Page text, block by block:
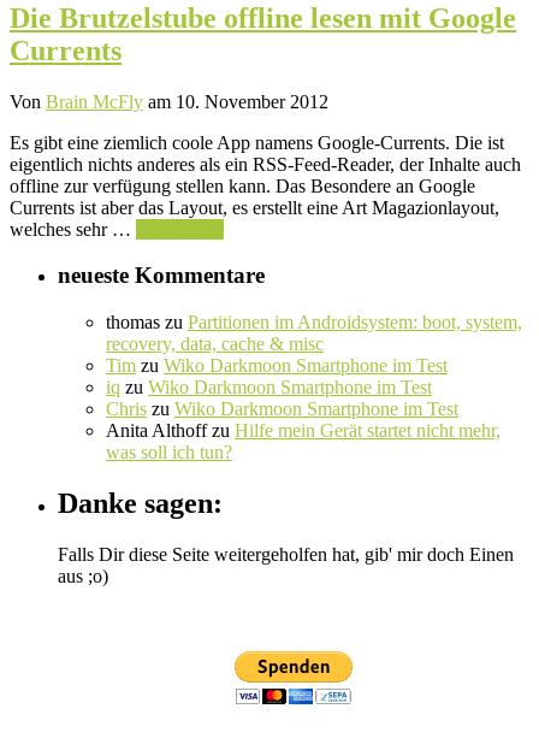
Die Brutzelstube offline lesen mit Google
Currents
Von Brain McFly am 10. November 2012
Es gibt eine ziemlich coole App namens Google-Currents. Die ist
eigentlich nichts anderes als ein RSS-Feed-Reader, der Inhalte auch
offline zur verfügung stellen kann. Das Besondere an Google
Currents ist aber das Layout, es erstellt eine Art Magazionlayout,
welches sehr …
neueste Kommentare
thomas zu Partitionen im Androidsystem: boot, system,
recovery, data, cache & misc
Tim zu Wiko Darkmoon Smartphone im Test
iq zu Wiko Darkmoon Smartphone im Test
Chris zu Wiko Darkmoon Smartphone im Test
Anita Althoffzu Hilfe mein Gerät startet nicht mehr,
was soll ich tun?
Danke sagen:
Falls Dir diese Seite weitergeholfen hat, gib' mir doch Einen
aus ;o)